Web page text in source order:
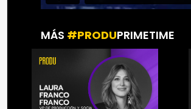
MÁS #PRODUPRIMETIME